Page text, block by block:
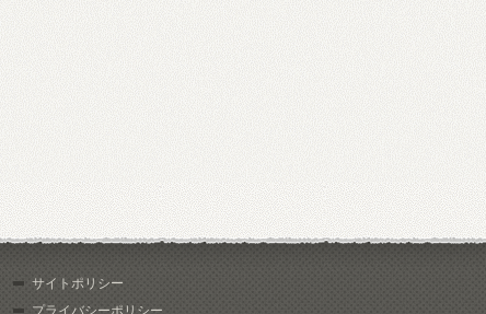
サイトポリシー
プライバシーポリシー